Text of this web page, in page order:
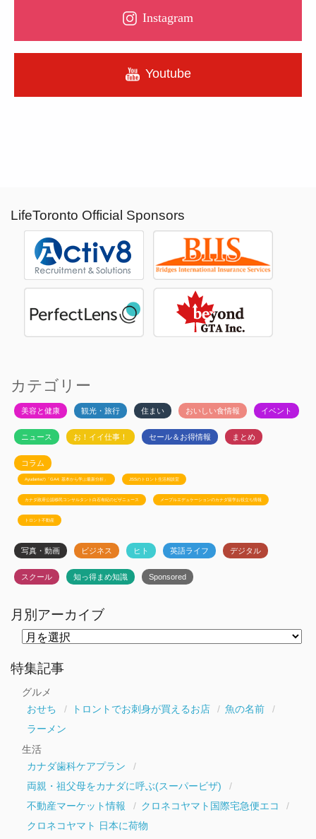
Instagram
Youtube
LifeToronto Official Sponsors
カテゴリー
美容と健康 観光・旅行 住まい おいしい食情報 イベント
ニュース お！イイ仕事！ セール＆お得情報 まとめ
コラム
Ayudanteの「GA4: 基本から学ぶ最新分析」 JSSのトロント生活相談室
カナダ政府公認移民コンサルタント白石有紀のビザニュース メープルエデュケーションのカナダ留学お役立ち情報
トロント不動産
写真・動画 ビジネス ヒト 英語ライフ デジタル
スクール 知っ得まめ知識 Sponsored
月別アーカイブ
ー
カ
特集記事
グルメ
おせち
トロントでお刺身が買えるお店
魚の名前
ラーメン
生活
カナダ歯科ケアプラン
両親・祖父母をカナダに呼ぶ(スーパービザ)
不動産マーケット情報
クロネコヤマト国際宅急便エコ
クロネコヤマト 日本に荷物